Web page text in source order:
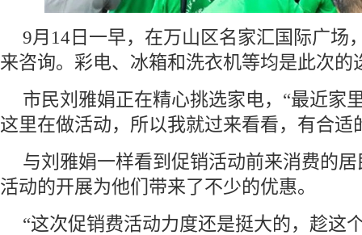
9月14日一早，在万山区名家汇国际广场
来咨询。彩电、冰箱和洗衣机等均是此次的
市民刘雅娟正在精心挑选家电，“最近家
这里在做活动，所以我就过来看看，有合适
与刘雅娟一样看到促销活动前来消费的
活动的开展为他们带来了不少的优惠。
“这次促销费活动力度还是挺大的，趁这